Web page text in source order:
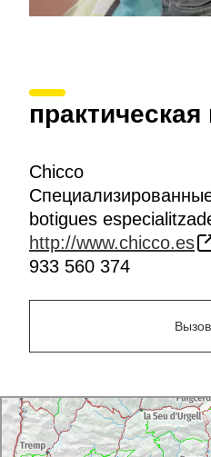
Chicco
botigues
http://www.chicco.es
933 560 374
Вызов